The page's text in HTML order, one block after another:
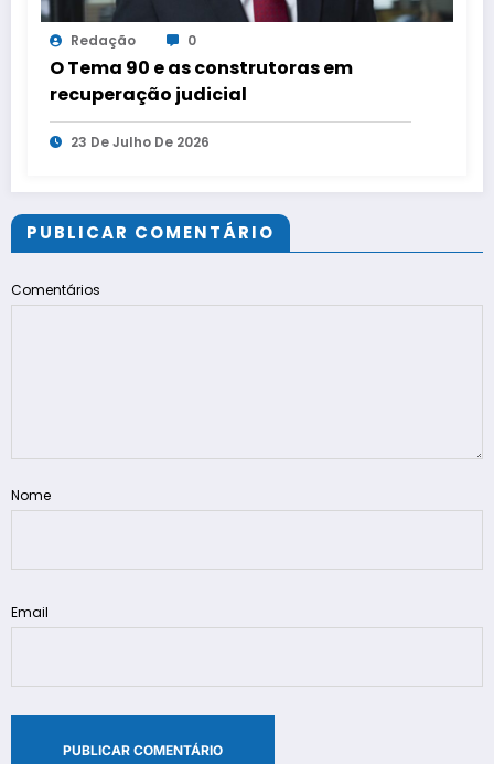
Redação 0
O Tema 90 e as construtoras em
recuperação judicial
23 De Julho De 2026
PUBLICAR COMENTÁRIO
Comentários
Nome
Email